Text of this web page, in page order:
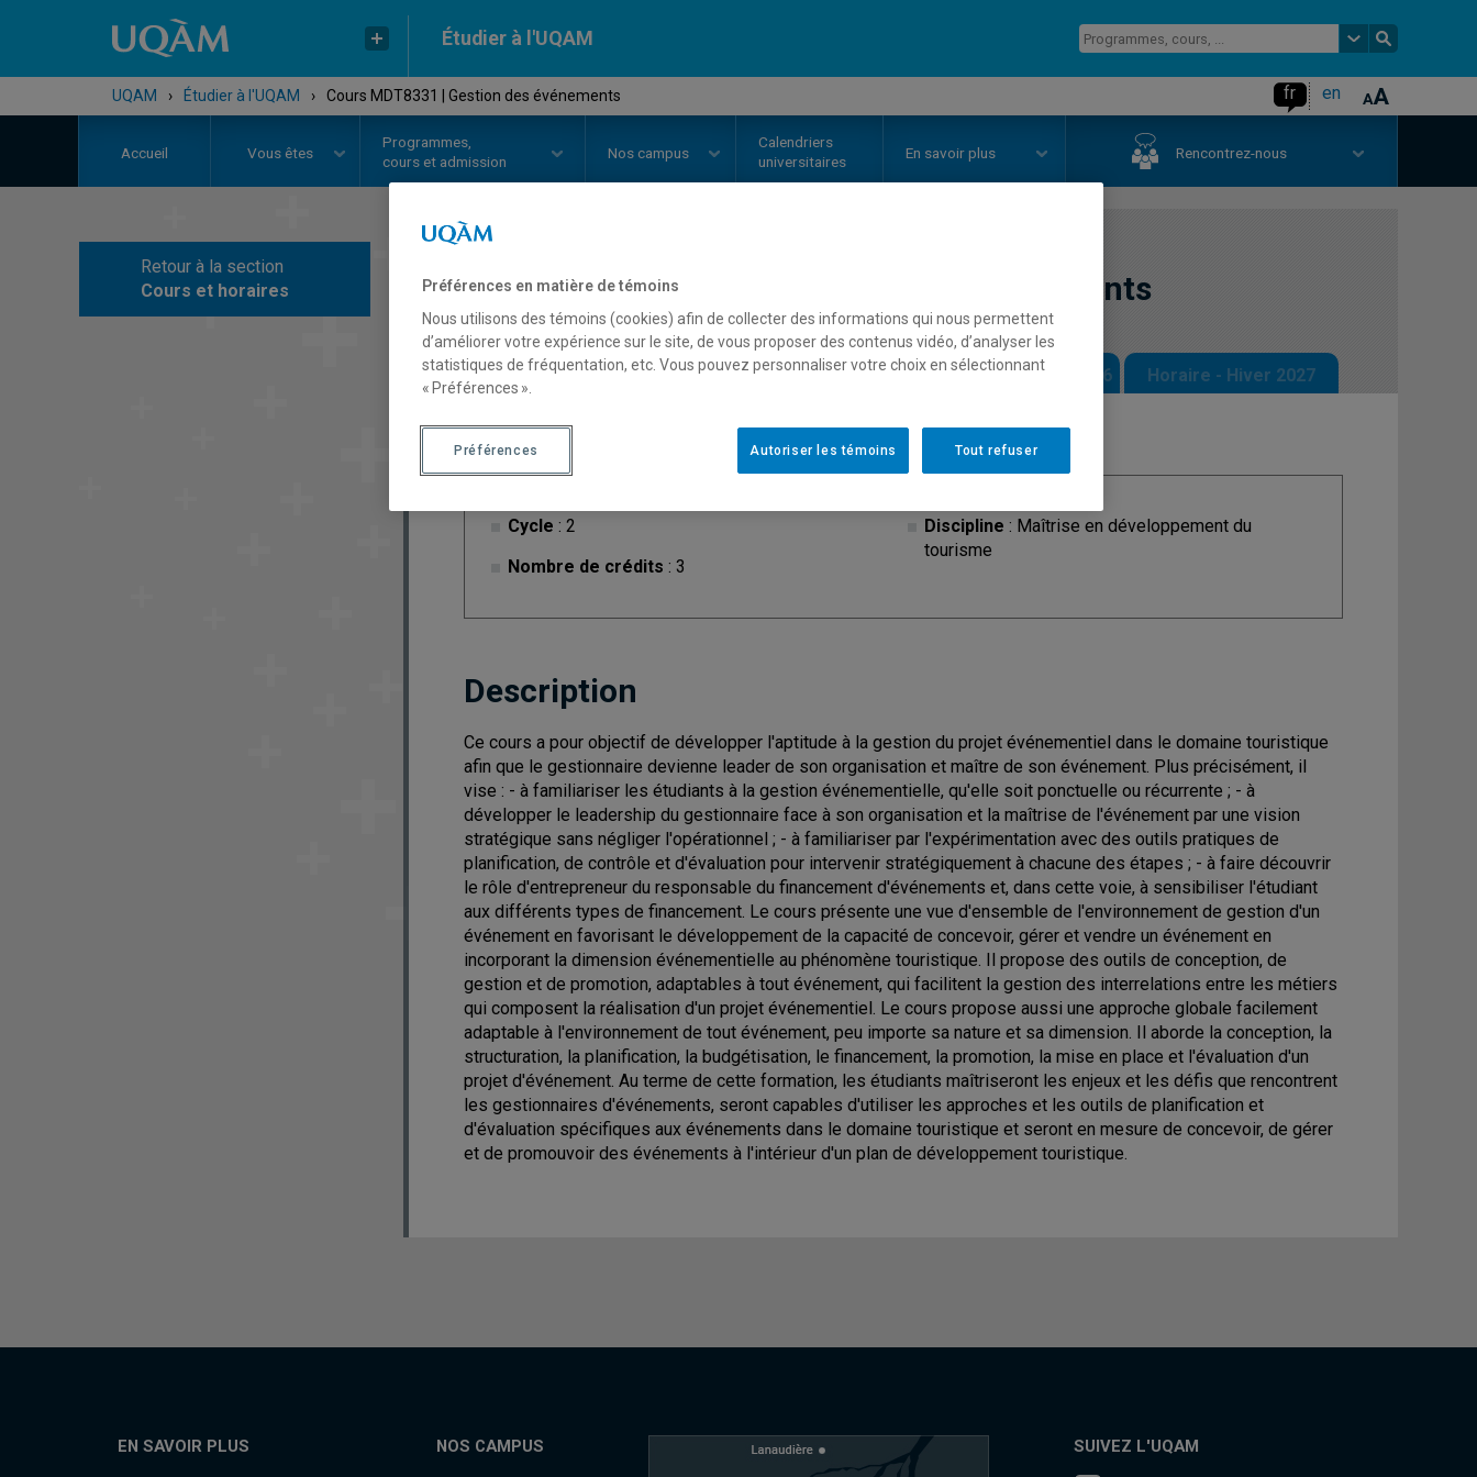
Étudier à l'UQAM
UQAM › Étudier à l'UQAM › Cours MDT8331 | Gestion des événements fr en
Accueil Vous êtes
Programmes,
cours et admission
Nos campus
Calendriers
universitaires
En savoir plus Rencontrez-nous
Retour à la section
Cours et horaires
COURS// MDT8331 Gestion des événements
Description Horaire - Été 2026 Horaire - Automne 2026 Horaire - Hiver 2027
Cycle : 2
Nombre de crédits : 3
Discipline : Maîtrise en développement du
tourisme
Description
Ce cours a pour objectif de développer l'aptitude à la gestion du projet événementiel dans le domaine touristique
afin que le gestionnaire devienne leader de son organisation et maître de son événement. Plus précisément, il
vise : - à familiariser les étudiants à la gestion événementielle, qu'elle soit ponctuelle ou récurrente ; - à
développer le leadership du gestionnaire face à son organisation et la maîtrise de l'événement par une vision
stratégique sans négliger l'opérationnel ; - à familiariser par l'expérimentation avec des outils pratiques de
planification, de contrôle et d'évaluation pour intervenir stratégiquement à chacune des étapes ; - à faire découvrir
le rôle d'entrepreneur du responsable du financement d'événements et, dans cette voie, à sensibiliser l'étudiant
aux différents types de financement. Le cours présente une vue d'ensemble de l'environnement de gestion d'un
événement en favorisant le développement de la capacité de concevoir, gérer et vendre un événement en
incorporant la dimension événementielle au phénomène touristique. Il propose des outils de conception, de
gestion et de promotion, adaptables à tout événement, qui facilitent la gestion des interrelations entre les métiers
qui composent la réalisation d'un projet événementiel. Le cours propose aussi une approche globale facilement
adaptable à l'environnement de tout événement, peu importe sa nature et sa dimension. Il aborde la conception, la
structuration, la planification, la budgétisation, le financement, la promotion, la mise en place et l'évaluation d'un
projet d'événement. Au terme de cette formation, les étudiants maîtriseront les enjeux et les défis que rencontrent
les gestionnaires d'événements, seront capables d'utiliser les approches et les outils de planification et
d'évaluation spécifiques aux événements dans le domaine touristique et seront en mesure de concevoir, de gérer
et de promouvoir des événements à l'intérieur d'un plan de développement touristique.
EN SAVOIR PLUS NOS CAMPUS SUIVEZ L'UQAM
Préférences en matière de témoins
Nous utilisons des témoins (cookies) afin de collecter des informations qui nous permettent
d’améliorer votre expérience sur le site, de vous proposer des contenus vidéo, d’analyser les
statistiques de fréquentation, etc. Vous pouvez personnaliser votre choix en sélectionnant
« Préférences ».
Tout refuser
Autoriser les témoins
Préférences